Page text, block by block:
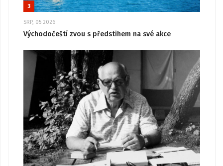
3
SRP, 05 2026
Východočeští zvou s předstihem na své akce